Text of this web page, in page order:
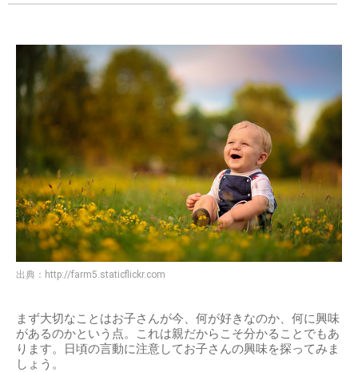
出典： http://farm5.staticflickr.com
まず大切なことはお子さんが今、何が好きなのか、何に興味
があるのかという点。これは親だからこそ分かることでもあ
ります。日頃の言動に注意してお子さんの興味を探ってみま
しょう。